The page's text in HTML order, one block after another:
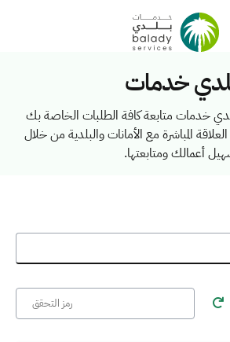
خدمات
خدمات متابعة كافة الطلبات الخاصة بك
المباشرة مع الأمانات والبلدية من خلال
أعمالك ومتابعتها.